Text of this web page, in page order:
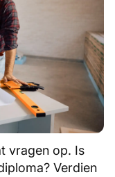
vragen op. Is
Verdien